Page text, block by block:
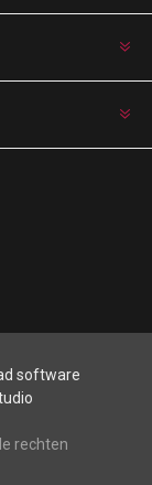
software
rechten